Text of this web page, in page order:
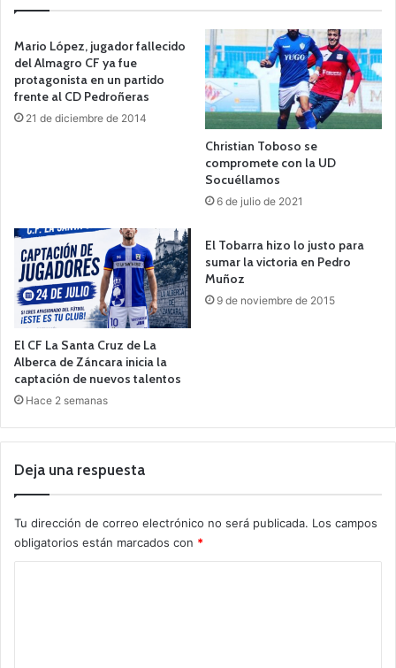
Mario López, jugador fallecido
del Almagro CF ya fue
protagonista en un partido
frente al CD Pedroñeras
21 de diciembre de 2014
Christian Toboso se
compromete con la UD
Socuéllamos
6 de julio de 2021
El CF La Santa Cruz de La
Alberca de Záncara inicia la
captación de nuevos talentos
Hace 2 semanas
El Tobarra hizo lo justo para
sumar la victoria en Pedro
Muñoz
9 de noviembre de 2015
Deja una respuesta
Tu dirección de correo electrónico no será publicada. Los campos
obligatorios están marcados con *